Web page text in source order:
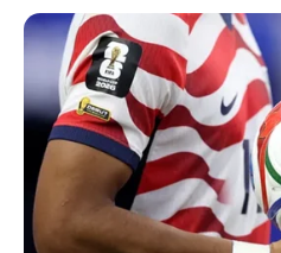
Burg
Südlich des
erhebt sich
der Kurfürst
des 15. Jahrhunderts mit
einer Festung ausbauen ließ.
ein kleines Museum.
Belzigern als Butterturm